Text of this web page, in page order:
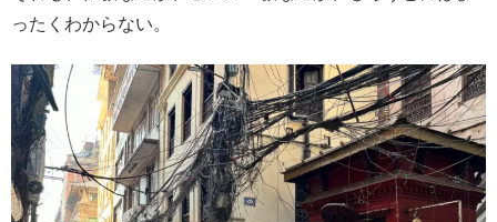
ったくわからない。